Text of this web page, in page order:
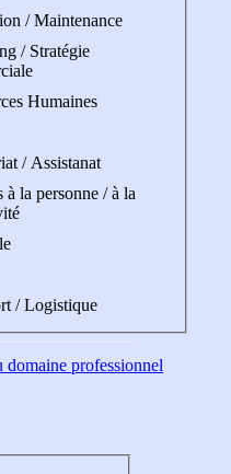
/ Maintenance
/ Stratégie
Humaines
/ Assistanat
à la personne / à la
/ Logistique
professionnel